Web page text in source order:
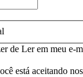
de Ler em meu e-
está aceitando